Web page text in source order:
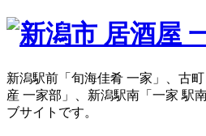
新潟駅前「旬海佳肴 一家」、古
産 一家部」、新潟駅南「一家 駅
ブサイトです。